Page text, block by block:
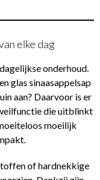
elke dag
onderhoud.
glas sinaasappelsap
aan? Daarvoor is er
die uitblinkt
moeilijk
of hardnekkige